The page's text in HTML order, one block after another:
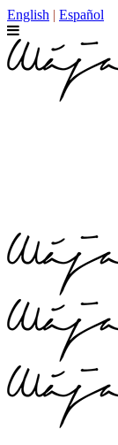
English | Español